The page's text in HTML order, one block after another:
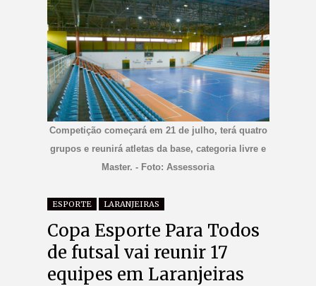
Competição começará em 21 de julho, terá quatro
grupos e reunirá atletas da base, categoria livre e
Master. - Foto: Assessoria
ESPORTE LARANJEIRAS
Copa Esporte Para Todos
de futsal vai reunir 17
equipes em Laranjeiras